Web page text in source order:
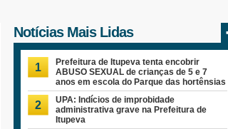
Notícias Mais Lidas
1
Prefeitura de Itupeva tenta encobrir
ABUSO SEXUAL de crianças de 5 e 7
anos em escola do Parque das hortênsias
2
UPA: Indícios de improbidade
administrativa grave na Prefeitura de
Itupeva